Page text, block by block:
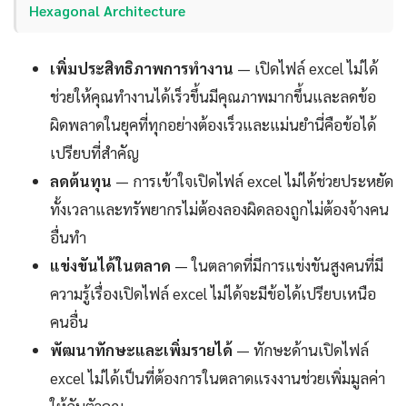
Hexagonal Architecture
เพิ่มประสิทธิภาพการทำงาน — เปิดไฟล์ excel ไม่ได้
ช่วยให้คุณทำงานได้เร็วขึ้นมีคุณภาพมากขึ้นและลดข้อ
ผิดพลาดในยุคที่ทุกอย่างต้องเร็วและแม่นยำนี่คือข้อได้
เปรียบที่สำคัญ
ลดต้นทุน — การเข้าใจเปิดไฟล์ excel ไม่ได้ช่วยประหยัด
ทั้งเวลาและทรัพยากรไม่ต้องลองผิดลองถูกไม่ต้องจ้างคน
อื่นทำ
แข่งขันได้ในตลาด — ในตลาดที่มีการแข่งขันสูงคนที่มี
ความรู้เรื่องเปิดไฟล์ excel ไม่ได้จะมีข้อได้เปรียบเหนือ
คนอื่น
พัฒนาทักษะและเพิ่มรายได้ — ทักษะด้านเปิดไฟล์
excel ไม่ได้เป็นที่ต้องการในตลาดแรงงานช่วยเพิ่มมูลค่า